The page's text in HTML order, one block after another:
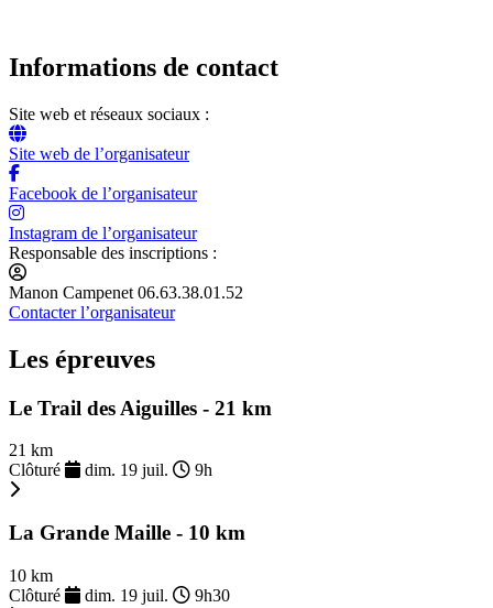
Informations de contact
Site web et réseaux sociaux :
Site web de l’organisateur
Facebook de l’organisateur
Instagram de l’organisateur
Responsable des inscriptions :
Manon Campenet 06.63.38.01.52
Contacter l’organisateur
Les épreuves
Le Trail des Aiguilles - 21 km
21 km
Clôturé
dim. 19 juil. 9h
La Grande Maille - 10 km
10 km
Clôturé
dim. 19 juil. 9h30